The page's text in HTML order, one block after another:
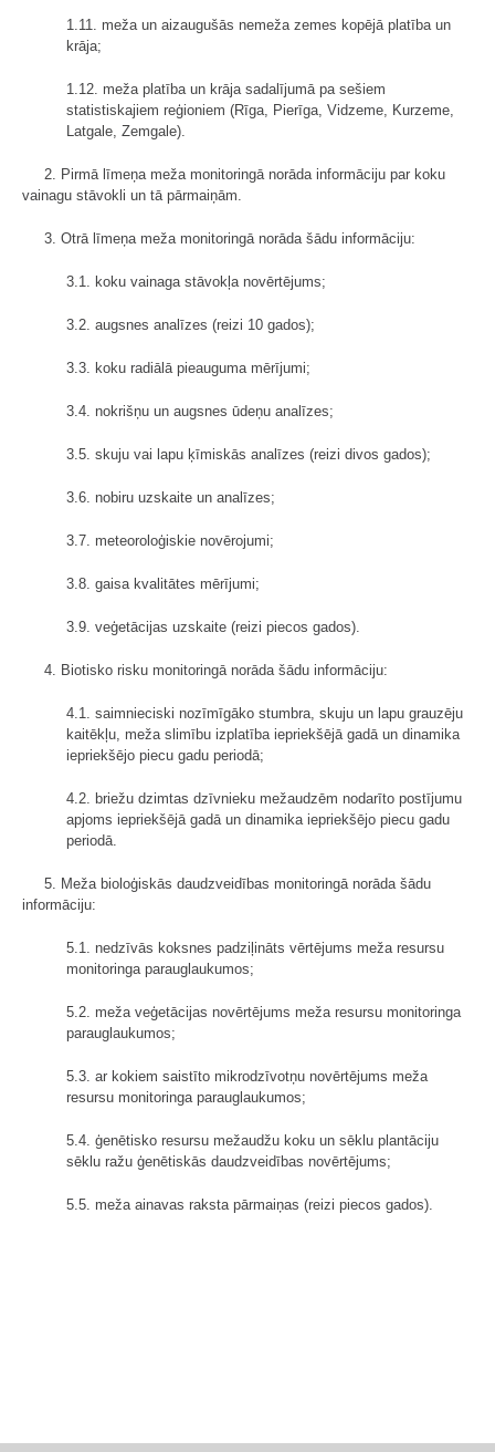
1.11. meža un aizaugušās nemeža zemes kopējā platība un
krāja;
1.12. meža platība un krāja sadalījumā pa sešiem
statistiskajiem reģioniem (Rīga, Pierīga, Vidzeme, Kurzeme,
Latgale, Zemgale).
2. Pirmā līmeņa meža monitoringā norāda informāciju par koku
vainagu stāvokli un tā pārmaiņām.
3. Otrā līmeņa meža monitoringā norāda šādu informāciju:
3.1. koku vainaga stāvokļa novērtējums;
3.2. augsnes analīzes (reizi 10 gados);
3.3. koku radiālā pieauguma mērījumi;
3.4. nokrišņu un augsnes ūdeņu analīzes;
3.5. skuju vai lapu ķīmiskās analīzes (reizi divos gados);
3.6. nobiru uzskaite un analīzes;
3.7. meteoroloģiskie novērojumi;
3.8. gaisa kvalitātes mērījumi;
3.9. veģetācijas uzskaite (reizi piecos gados).
4. Biotisko risku monitoringā norāda šādu informāciju:
4.1. saimnieciski nozīmīgāko stumbra, skuju un lapu grauzēju
kaitēkļu, meža slimību izplatība iepriekšējā gadā un dinamika
iepriekšējo piecu gadu periodā;
4.2. briežu dzimtas dzīvnieku mežaudzēm nodarīto postījumu
apjoms iepriekšējā gadā un dinamika iepriekšējo piecu gadu
periodā.
5. Meža bioloģiskās daudzveidības monitoringā norāda šādu
informāciju:
5.1. nedzīvās koksnes padziļināts vērtējums meža resursu
monitoringa parauglaukumos;
5.2. meža veģetācijas novērtējums meža resursu monitoringa
parauglaukumos;
5.3. ar kokiem saistīto mikrodzīvotņu novērtējums meža
resursu monitoringa parauglaukumos;
5.4. ģenētisko resursu mežaudžu koku un sēklu plantāciju
sēklu ražu ģenētiskās daudzveidības novērtējums;
5.5. meža ainavas raksta pārmaiņas (reizi piecos gados).